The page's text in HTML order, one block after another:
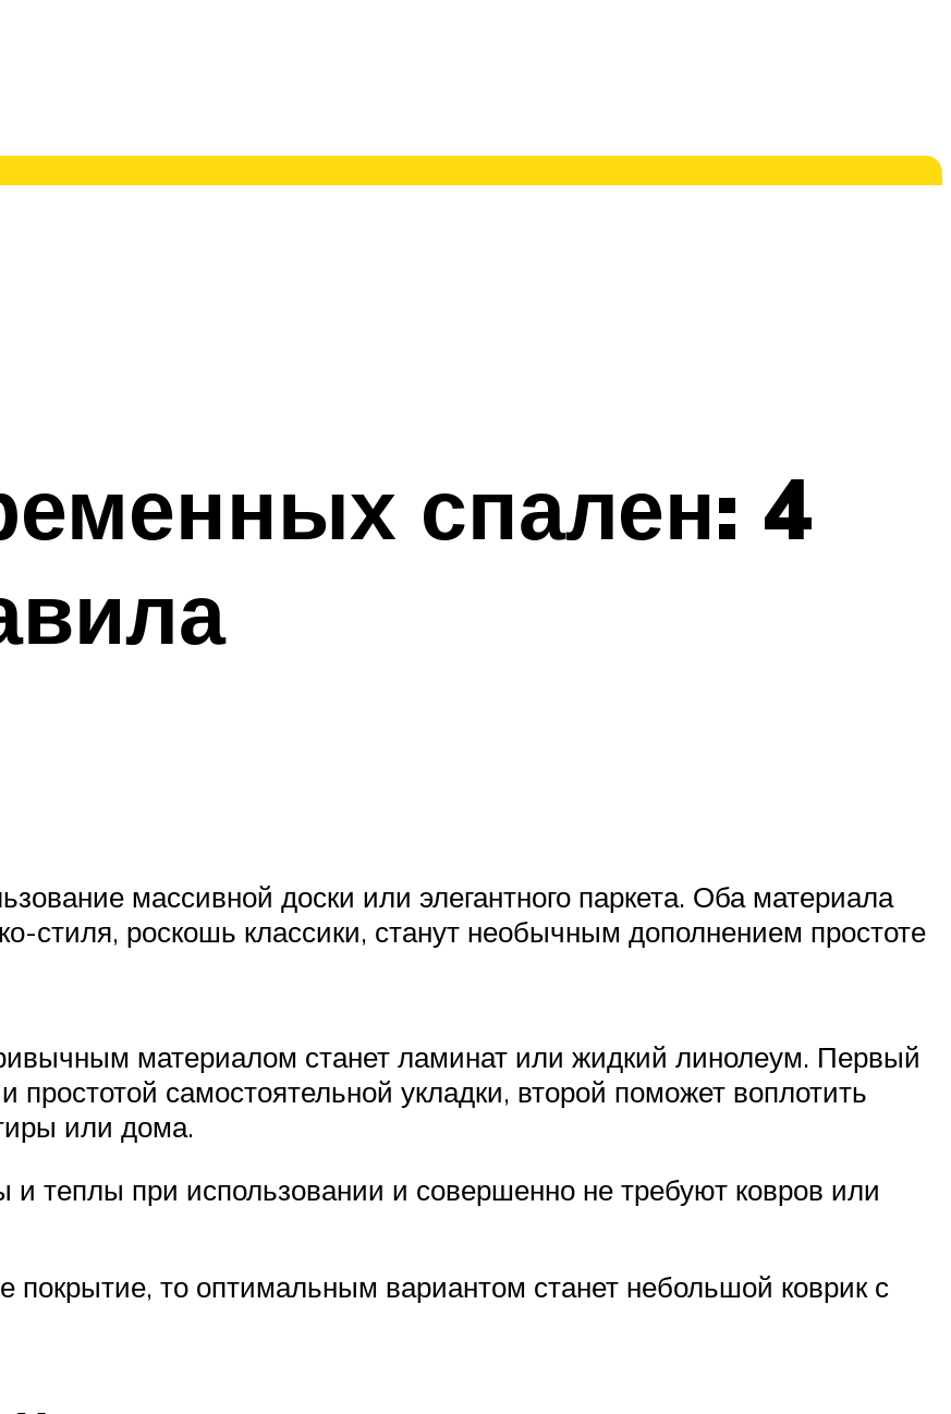
спален: 4
массивной доски или элегантного паркета. Оба материала
стиля, роскошь классики, станут необычным дополнением простоте
материалом станет ламинат или жидкий линолеум. Первый
самостоятельной укладки, второй поможет воплотить
или дома.
теплы при использовании и совершенно не требуют ковров или
покрытие, то оптимальным вариантом станет небольшой коврик с